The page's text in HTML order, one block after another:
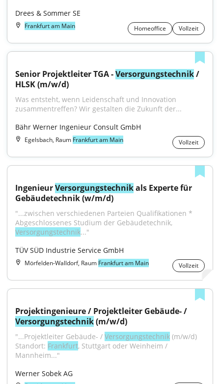
Drees & Sommer SE
Frankfurt am Main Homeoffice Vollzeit
Senior Projektleiter TGA - Versorgungstechnik /
HLSK (m/w/d)
Was entsteht, wenn Leidenschaft und Innovation
zusammentreffen? Wir gestalten die Zukunft der...
Bähr Werner Ingenieur Consult GmbH
Egelsbach, Raum Frankfurt am Main Vollzeit
Ingenieur Versorgungstechnik als Experte für
Gebäudetechnik (w/m/d)
"...zwischen verschiedenen Parteien Qualifikationen *
Versorgungstechnik..."
TÜV SÜD Industrie Service GmbH
Mörfelden-Walldorf, Raum Frankfurt am Main Vollzeit
Versorgungstechnik (m/w/d)
"...Projektleiter Gebäude- / Versorgungstechnik (m/w/d)
Standort: Frankfurt, Stuttgart oder Weinheim /
Mannheim..."
Werner Sobek AG